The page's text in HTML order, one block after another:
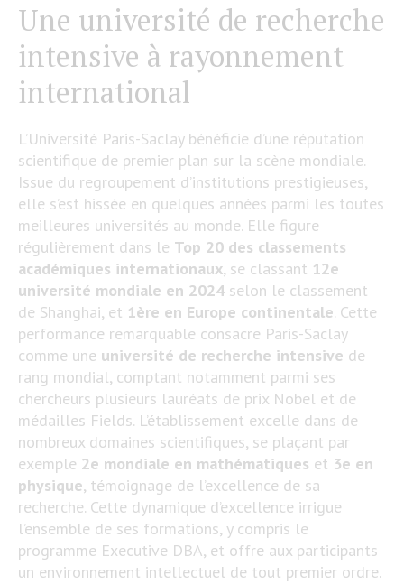
Une université de recherche
intensive à rayonnement
international
L’Université Paris-Saclay bénéficie d’une réputation
scientifique de premier plan sur la scène mondiale.
Issue du regroupement d’institutions prestigieuses,
elle s’est hissée en quelques années parmi les toutes
meilleures universités au monde. Elle figure
régulièrement dans le Top 20 des classements
académiques internationaux, se classant 12e
université mondiale en 2024selon le classement
de Shanghai, et 1ère en Europe continentale​. Cette
performance remarquable consacre Paris-Saclay
comme une université de recherche intensive de
rang mondial, comptant notamment parmi ses
chercheurs plusieurs lauréats de prix Nobel et de
médailles Fields. L’établissement excelle dans de
nombreux domaines scientifiques, se plaçant par
exemple 2e mondiale en mathématiques et 3e en
physique​, témoignage de l’excellence de sa
recherche. Cette dynamique d’excellence irrigue
l’ensemble de ses formations, y compris le
programme Executive DBA, et offre aux participants
un environnement intellectuel de tout premier ordre.